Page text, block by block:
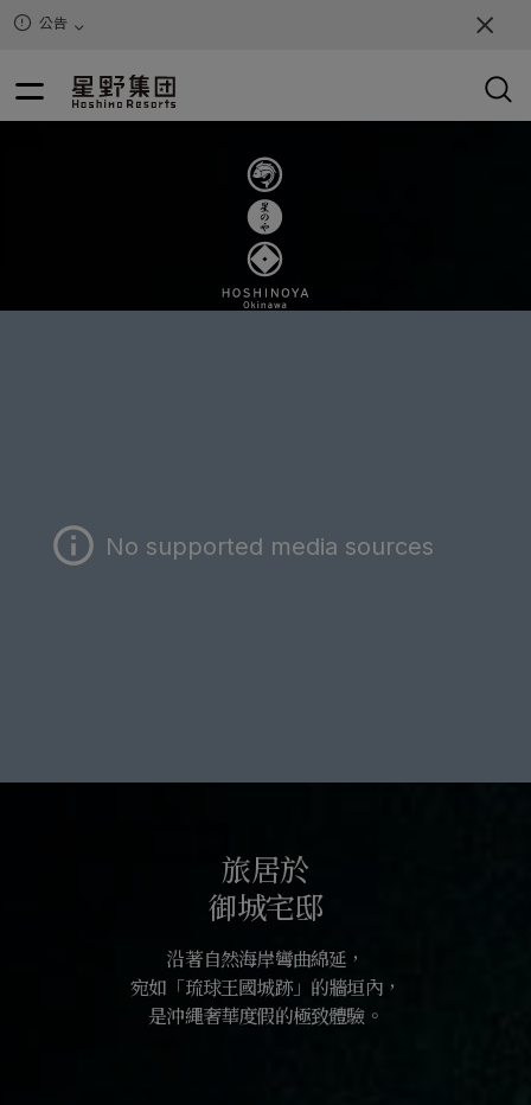
公告
No supported media sources
旅居於
御城宅邸
沿著自然海岸彎曲綿延，
宛如「琉球王國城跡」的牆垣內，
是沖繩奢華度假的極致體驗。